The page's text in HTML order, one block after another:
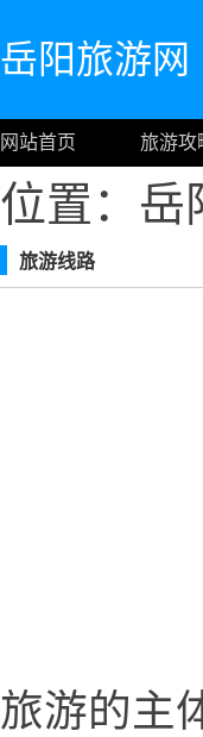
岳阳旅游网
网站首页 旅游攻
位置：岳
旅游线路
旅游的主